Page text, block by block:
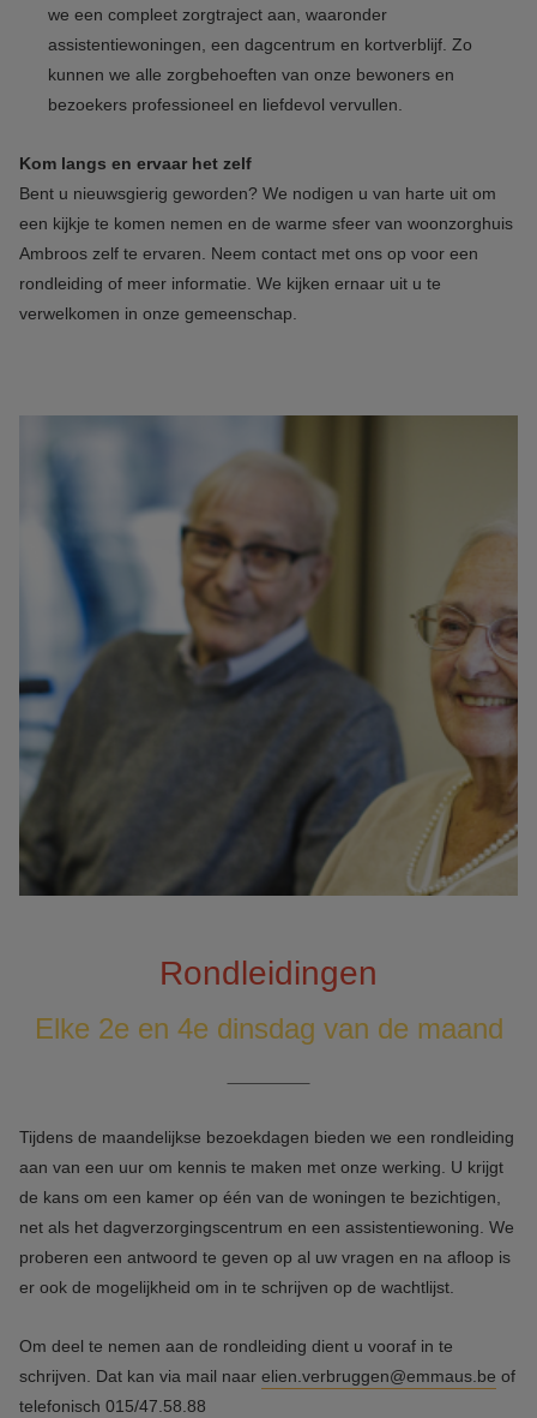
we een compleet zorgtraject aan, waaronder
assistentiewoningen, een dagcentrum en kortverblijf. Zo
kunnen we alle zorgbehoeften van onze bewoners en
bezoekers professioneel en liefdevol vervullen.
Kom langs en ervaar het zelf
Bent u nieuwsgierig geworden? We nodigen u van harte uit om
een kijkje te komen nemen en de warme sfeer van woonzorghuis
Ambroos zelf te ervaren. Neem contact met ons op voor een
rondleiding of meer informatie. We kijken ernaar uit u te
verwelkomen in onze gemeenschap.
Rondleidingen
Elke 2e en 4e dinsdag van de maand
Tijdens de maandelijkse bezoekdagen bieden we een rondleiding
aan van een uur om kennis te maken met onze werking. U krijgt
de kans om een kamer op één van de woningen te bezichtigen,
net als het dagverzorgingscentrum en een assistentiewoning. We
proberen een antwoord te geven op al uw vragen en na afloop is
er ook de mogelijkheid om in te schrijven op de wachtlijst.
Om deel te nemen aan de rondleiding dient u vooraf in te
schrijven. Dat kan via mail naar elien.verbruggen@emmaus.be of
telefonisch 015/47.58.88